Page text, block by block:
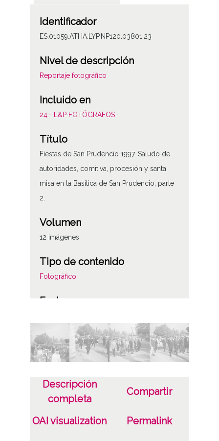
Identificador
ES.01059.ATHA.LYP.NP120.03801.23
Nivel de descripción
Reportaje fotográfico
Incluido en
24.- L&P FOTÓGRAFOS
Título
Fiestas de San Prudencio 1997. Saludo de
autoridades, comitiva, procesión y santa
misa en la Basílica de San Prudencio, parte
2.
Volumen
12 imágenes
Tipo de contenido
Fotográfico
Fecha
Materia
Fiestas de san Prudencio y Nuestra Señora
Autor
Pedro Elorza Rodríguez
Descripción
completa
Compartir
OAI visualization Permalink